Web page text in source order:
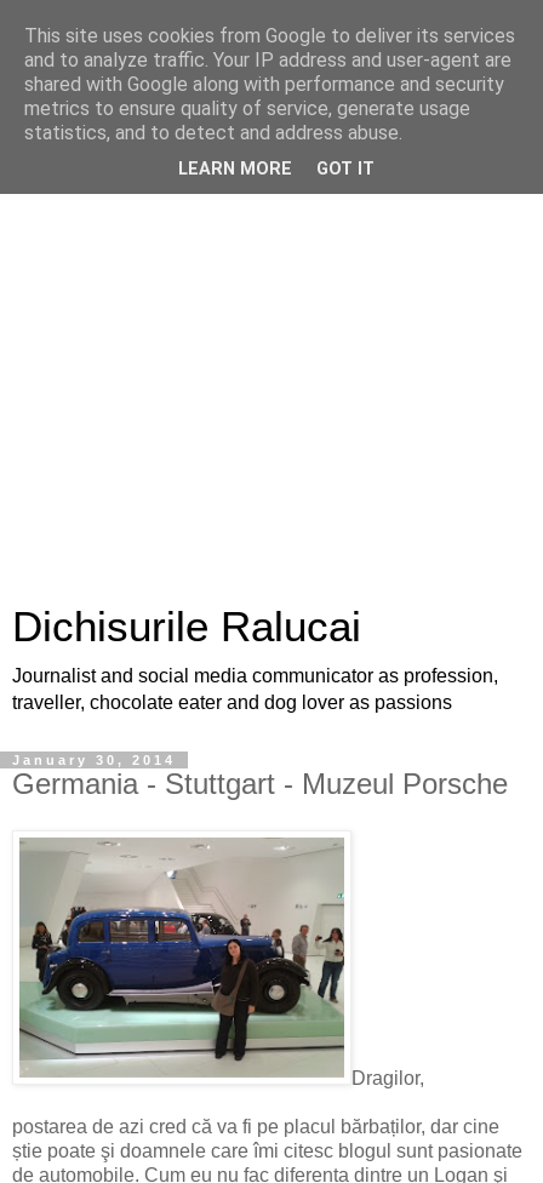
Dichisurile Ralucai
Journalist and social media communicator as profession,
traveller, chocolate eater and dog lover as passions
January 30, 2014
Germania - Stuttgart - Muzeul Porsche
Dragilor,
postarea de azi cred că va fi pe placul bărbaților, dar cine
știe poate şi doamnele care îmi citesc blogul sunt pasionate
de automobile. Cum eu nu fac diferența dintre un Logan şi
This site uses cookies from Google to deliver its services
and to analyze traffic. Your IP address and user-agent are
shared with Google along with performance and security
metrics to ensure quality of service, generate usage
statistics, and to detect and address abuse.
LEARN MORE GOT IT